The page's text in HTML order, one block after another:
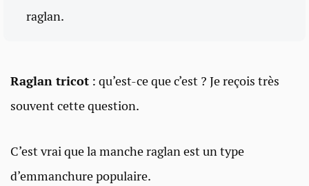
raglan.
Raglan tricot : qu’est-ce que c’est ? Je reçois très
souvent cette question.
C’est vrai que la manche raglan est un type
d’emmanchure populaire.